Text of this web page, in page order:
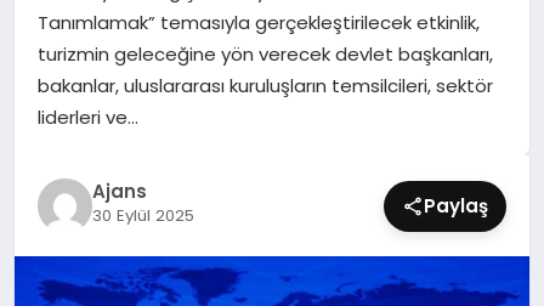
TEKNOLOJI
YAŞAM
Tanımlamak” temasıyla gerçekleştirilecek etkinlik,
turizmin geleceğine yön verecek devlet başkanları,
bakanlar, uluslararası kuruluşların temsilcileri, sektör
liderleri ve…
Ajans
30 Eylül 2025 Paylaş